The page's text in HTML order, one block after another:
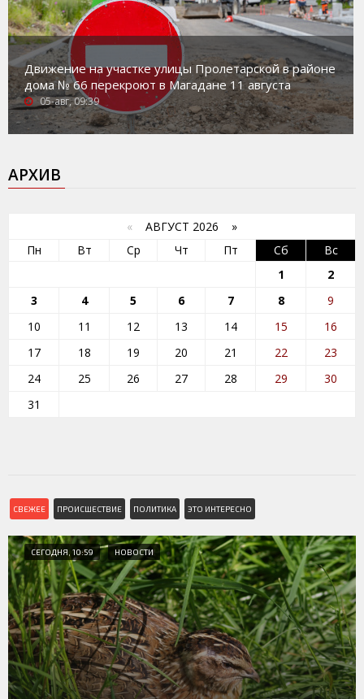
Движение на участке улицы Пролетарской в районе
дома № 66 перекроют в Магадане 11 августа
05-авг, 09:39
АРХИВ
« АВГУСТ 2026 »
Пн
Вт Ср Чт Пт Сб
Вс
1
2
3
4 5 6 7 8
9
10
11 12 13 14 15
16
17
18 19 20 21 22
23
24
25 26 27 28 29
30
31
СВЕЖЕЕ ПРОИСШЕСТВИЕ ПОЛИТИКА ЭТО ИНТЕРЕСНО
СЕГОДНЯ, 10:59 НОВОСТИ